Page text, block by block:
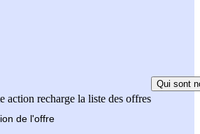
action recharge la liste des offres
Qui sont
de l'offre